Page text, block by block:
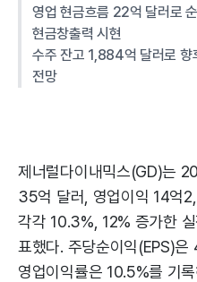
영업 현금흐름 22억 달러로
현금창출력 시현
수주 잔고 1,884억 달러로 향
전망
제너럴다이내믹스(GD)는
35억 달러, 영업이익 14억
각각 10.3%, 12% 증가한
표했다. 주당순이익(EPS)은
영업이익률은 10.5%를 기